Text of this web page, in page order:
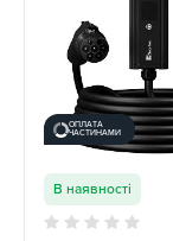
ОПЛАТА
ЧАСТИНАМИ
В наявності